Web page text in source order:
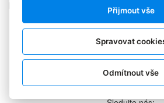
písemného souhlasu Focus Agency, s.r.o.
RSS 1
Štítky
Zpracování
Kontakt
PR
COOKIES
Přijmout vše
Spravovat
Odmítnout vše